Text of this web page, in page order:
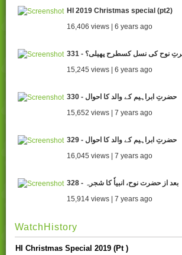
HI 2019 Christmas special (pt2)
16,406 views | 6 years ago
- حضرتِ نوح کی نسل کسطرح پھیلی؟
15,245 views | 6 years ago
330 - حضرتِ ابراہیم کے والد کا احوال
15,652 views | 7 years ago
329 - حضرتِ ابراہیم کے والد کا احوال
16,045 views | 7 years ago
328 - بعد از حضرت نوح، انبیاٗ کا شجرہ
15,914 views | 7 years ago
WatchHistory
HI Christmas Special 2019 (Pt )